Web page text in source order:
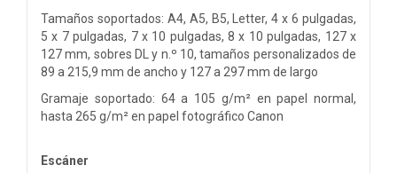
Tamaños soportados: A4, A5, B5, Letter, 4 x 6 pulgadas,
5 x 7 pulgadas, 7 x 10 pulgadas, 8 x 10 pulgadas, 127 x
127 mm, sobres DL y n.º 10, tamaños personalizados de
89 a 215,9 mm de ancho y 127 a 297 mm de largo
Gramaje soportado: 64 a 105 g/m² en papel normal,
hasta 265 g/m² en papel fotográfico Canon
Escáner